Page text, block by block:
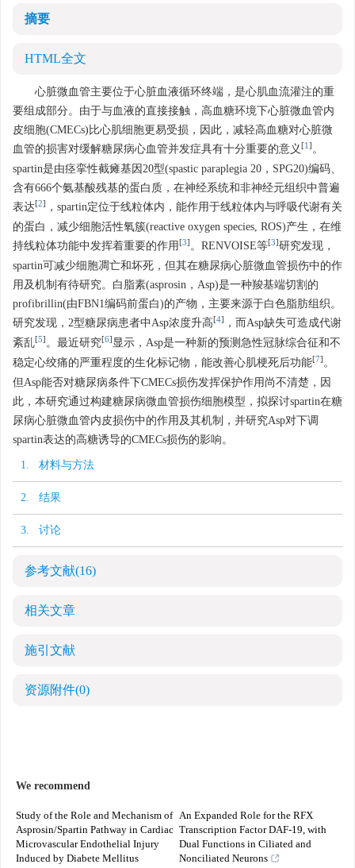
摘要
HTML全文
心脏微血管主要位于心脏血液循环终端，是心肌血流灌注的重
要组成部分。由于与血液的直接接触，高血糖环境下心脏微血管内
皮细胞(CMECs)比心肌细胞更易受损，因此，减轻高血糖对心脏微
血管的损害对缓解糖尿病心血管并发症具有十分重要的意义 [1] 。
spartin是由痉挛性截瘫基因20型(spastic paraplegia 20，SPG20)编码、
含有666个氨基酸残基的蛋白质，在神经系统和非神经元组织中普遍
表达[2]
，spartin定位于线粒体内，能作用于线粒体内与呼吸代谢有关
的蛋白，减少细胞活性氧簇(reactive oxygen species, ROS)产生，在维
持线粒体功能中发挥着重要的作用 [3] 。RENVOISE等[3]研究发现，
spartin可减少细胞凋亡和坏死，但其在糖尿病心脏微血管损伤中的作
用及机制有待研究。白脂素(asprosin，Asp)是一种羧基端切割的
profibrillin(由FBN1编码前蛋白)的产物，主要来源于白色脂肪组织。
研究发现，2型糖尿病患者中Asp浓度升高[4]
，而Asp缺失可造成代谢
紊乱[5] 。最近研究[6] 显示，Asp是一种新的预测急性冠脉综合征和不
稳定心绞痛的严重程度的生化标记物，能改善心肌梗死后功能[7] 。
但Asp能否对糖尿病条件下CMECs损伤发挥保护作用尚不清楚，因
此，本研究通过构建糖尿病微血管损伤细胞模型，拟探讨spartin在糖
尿病心脏微血管内皮损伤中的作用及其机制，并研究Asp对下调
spartin表达的高糖诱导的CMECs损伤的影响。
1. 材料与方法
2. 结果
3. 讨论
参考文献(16)
相关文章
施引文献
资源附件(0)
We recommend
Study of the Role and Mechanism of
Asprosin/Spartin Pathway in Cardiac
Microvascular Endothelial Injury
Induced by Diabete Mellitus
An Expanded Role for the RFX
Transcription Factor DAF-19, with
Dual Functions in Ciliated and
Nonciliated Neurons